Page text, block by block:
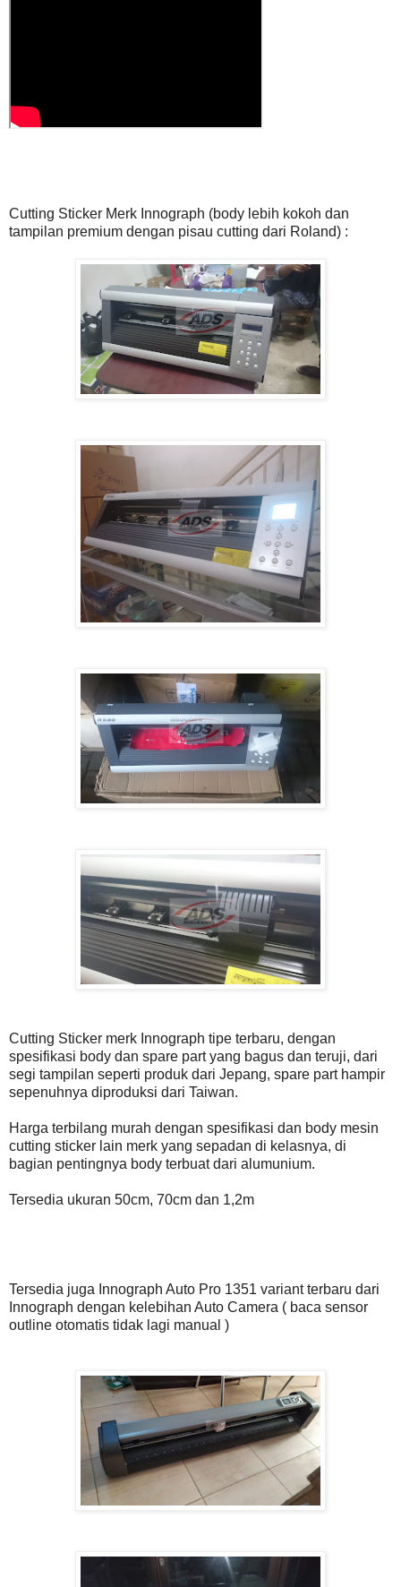
Cutting Sticker Merk Innograph (body lebih kokoh dan
tampilan premium dengan pisau cutting dari Roland) :
Cutting Sticker merk Innograph tipe terbaru, dengan
spesifikasi body dan spare part yang bagus dan teruji, dari
segi tampilan seperti produk dari Jepang, spare part hampir
sepenuhnya diproduksi dari Taiwan.
Harga terbilang murah dengan spesifikasi dan body mesin
cutting sticker lain merk yang sepadan di kelasnya, di
bagian pentingnya body terbuat dari alumunium.
Tersedia ukuran 50cm, 70cm dan 1,2m
Tersedia juga Innograph Auto Pro 1351 variant terbaru dari
Innograph dengan kelebihan Auto Camera ( baca sensor
outline otomatis tidak lagi manual )